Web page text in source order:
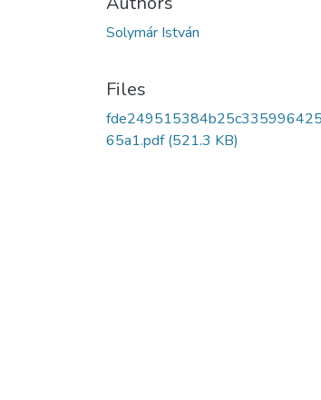
Solymár István
Files
65a1.pdf(521.3 KB)